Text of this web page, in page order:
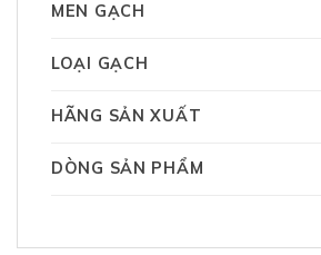
MEN GẠCH
LOẠI GẠCH
HÃNG SẢN XUẤT
DÒNG SẢN PHẨM